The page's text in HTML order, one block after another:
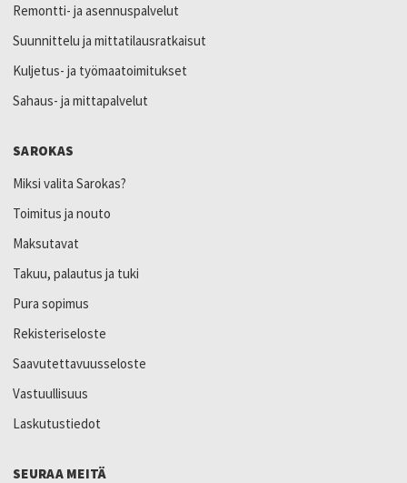
Remontti- ja asennuspalvelut
Suunnittelu ja mittatilausratkaisut
Kuljetus- ja työmaatoimitukset
Sahaus- ja mittapalvelut
SAROKAS
Miksi valita Sarokas?
Toimitus ja nouto
Maksutavat
Takuu, palautus ja tuki
Pura sopimus
Rekisteriseloste
Saavutettavuusseloste
Vastuullisuus
Laskutustiedot
SEURAA MEITÄ